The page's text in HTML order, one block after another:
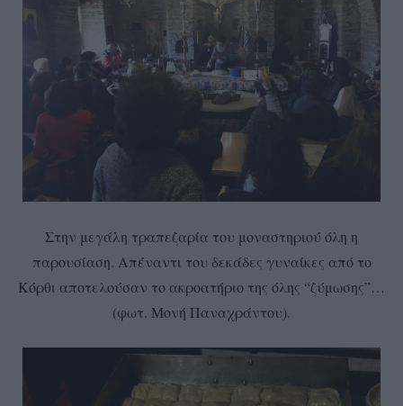
Στην μεγάλη τραπεζαρία του μοναστηριού όλη η
παρουσίαση. Απέναντι του δεκάδες γυναίκες από το
Κόρθι αποτελούσαν το ακροατήριο της όλης “ζύμωσης”…
(φωτ. Μονή Παναχράντου).